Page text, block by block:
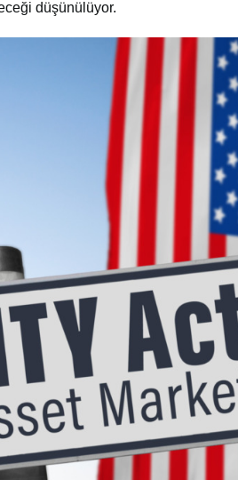
düşünülüyor.